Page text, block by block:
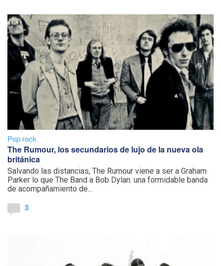
Pop rock
The Rumour, los secundarios de lujo de la nueva ola
británica
Salvando las distancias, The Rumour viene a ser a Graham
Parker lo que The Band a Bob Dylan: una formidable banda
de acompañamiento de...
3